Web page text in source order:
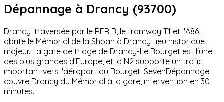
Dépannage à Drancy (93700)
Drancy, traversée par le RER B, le tramway T1 et l'A86,
abrite le Mémorial de la Shoah à Drancy, lieu historique
majeur. La gare de triage de Drancy-Le Bourget est l'une
des plus grandes d'Europe, et la N2 supporte un trafic
important vers l'aéroport du Bourget. SevenDépannage
couvre Drancy du Mémorial à la gare, intervention en 30
minutes.